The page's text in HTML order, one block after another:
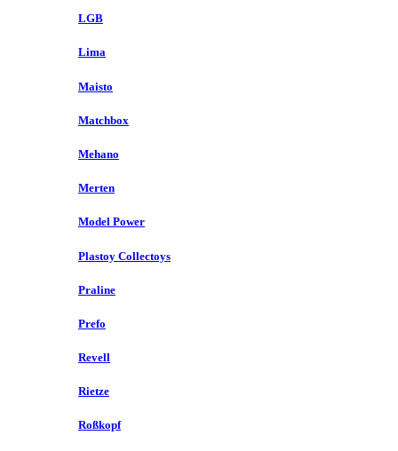
LGB
Lima
Maisto
Matchbox
Mehano
Merten
Model Power
Plastoy Collectoys
Praline
Prefo
Revell
Rietze
Roßkopf